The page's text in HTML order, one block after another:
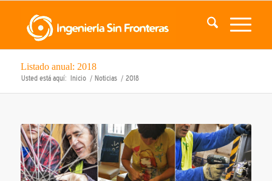
Listado anual: 2018
Usted está aquí: Inicio / Noticias / 2018